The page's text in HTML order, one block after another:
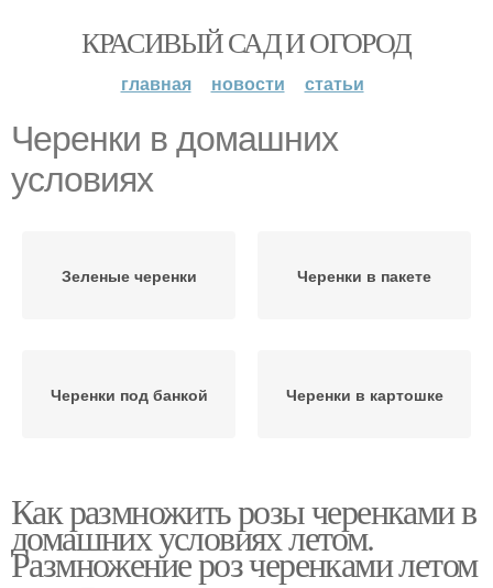
КРАСИВЫЙ САД И ОГОРОД
главная новости статьи
Черенки в домашних
условиях
Зеленые черенки Черенки в пакете
Черенки под банкой Черенки в картошке
Как размножить розы черенками в
домашних условиях летом.
Размножение роз черенками летом